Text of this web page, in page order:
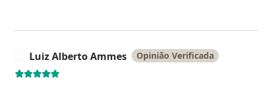
Luiz Alberto Ammes Opinião Verificada